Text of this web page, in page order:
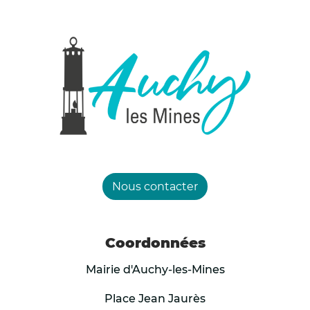
compétitions sportives organisées en
extérieur ou dans des salles non climatisées ;
Interdiction d’accès au massif forestier
dunaire des communes de Condette,
Dannes,
Mont en raison du risque accru d’incendie ;
Nous contacter
Coordonnées
Mairie d'Auchy-les-Mines
Place Jean Jaurès